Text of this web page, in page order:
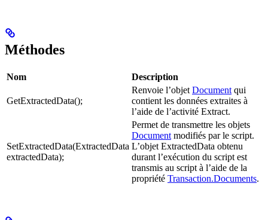
Méthodes
Nom Description
GetExtractedData();
Renvoie l’objet Document qui
contient les données extraites à
l’aide de l’activité Extract.
SetExtractedData(ExtractedData
extractedData);
Permet de transmettre les objets
Document modifiés par le script.
L’objet ExtractedData obtenu
durant l’exécution du script est
transmis au script à l’aide de la
propriété Transaction.Documents.